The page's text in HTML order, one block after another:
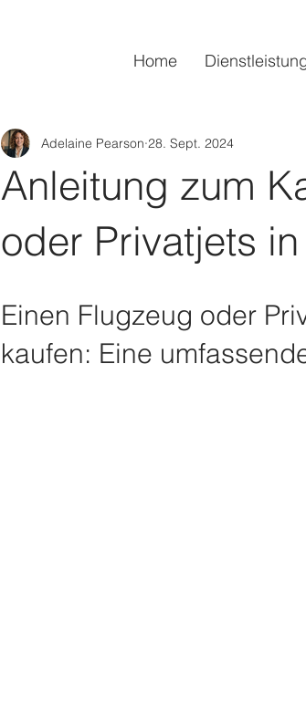
Home
Anleitung zum
oder Privatjets
Adelaine Pearson 28. Sept. 2024
Einen Flugzeug oder
kaufen: Eine